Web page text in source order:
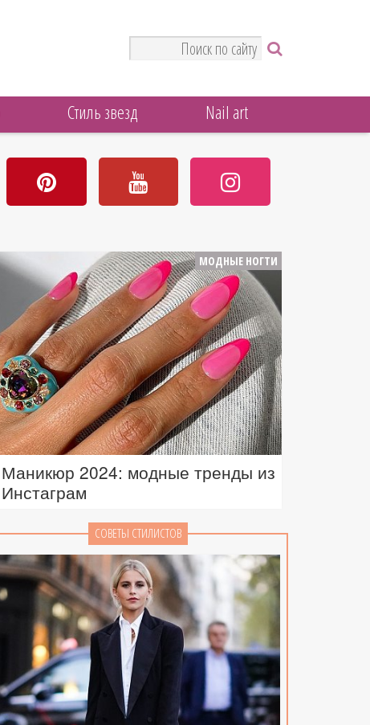
Стиль звезд Nail art
МОДНЫЕ НОГТИ
Маникюр 2024: модные тренды из
Инстаграм
СОВЕТЫ СТИЛИСТОВ